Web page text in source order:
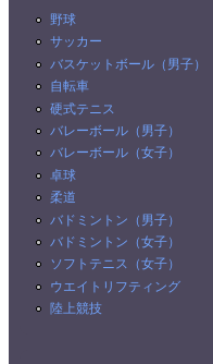
野球
サッカー
バスケットボール（男子）
自転車
硬式テニス
バレーボール（男子）
バレーボール（女子）
卓球
柔道
バドミントン（男子）
バドミントン（女子）
ソフトテニス（女子）
ウエイトリフティング
陸上競技